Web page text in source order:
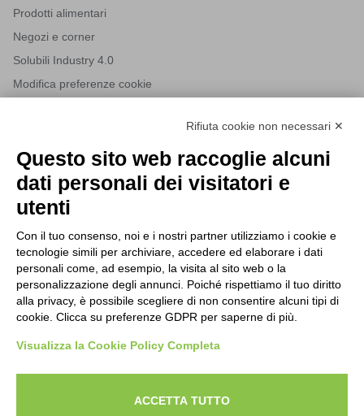
Prodotti alimentari
Negozi e corner
Solubili Industry 4.0
Modifica preferenze cookie
NEWSLETTER
Iscriviti alla nostra newsletter per rimanere sempre aggiornato
sulle novità del mondo HORECA e per ricevere offerte esclusive.
Acconsento al trattamento dei dati personali come specificato
nella nostra privacy policy.
Registrati
ISCRIVITI ALLA NEWSLETTER
Tutti i nuovi prodotti in anteprima e offerte esclusive.
Acconsento al trattamento dei dati personali come
Rifiuta cookie non necessari ✕
Questo sito web raccoglie alcuni
dati personali dei visitatori e
utenti
Con il tuo consenso, noi e i nostri partner utilizziamo i cookie e
tecnologie simili per archiviare, accedere ed elaborare i dati
personali come, ad esempio, la visita al sito web o la
personalizzazione degli annunci. Poiché rispettiamo il tuo diritto
alla privacy, è possibile scegliere di non consentire alcuni tipi di
cookie. Clicca su preferenze GDPR per saperne di più.
Visualizza la Cookie Policy Completa
ACCETTA TUTTO